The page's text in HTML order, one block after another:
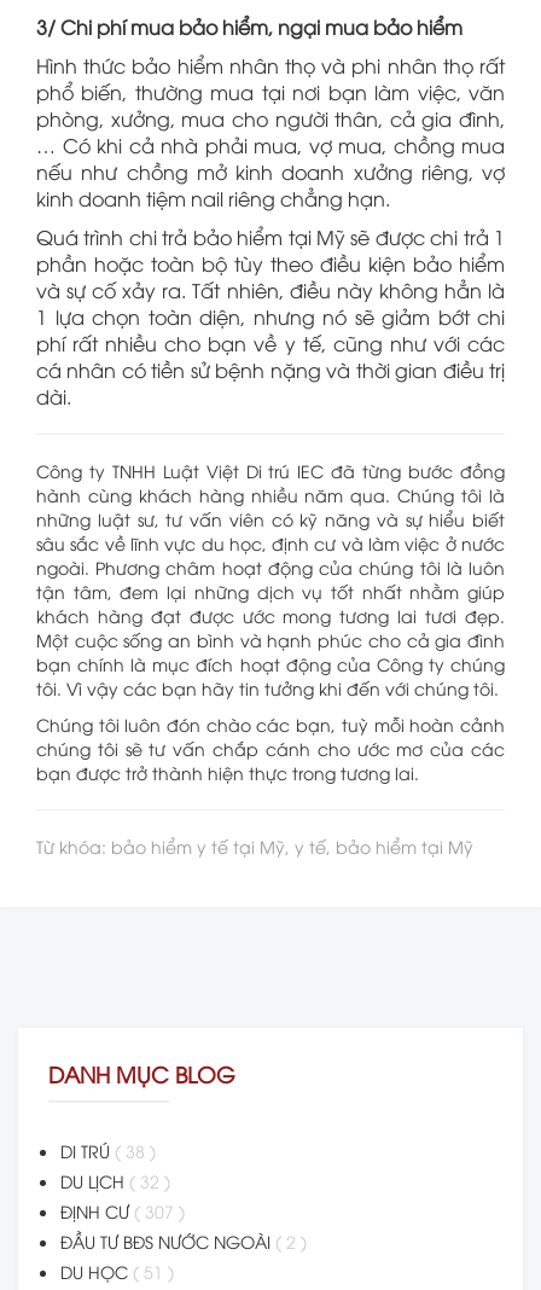
3/ Chi phí mua bảo hiểm, ngại mua bảo hiểm
Hình thức bảo hiểm nhân thọ và phi nhân thọ rất
phổ biến, thường mua tại nơi bạn làm việc, văn
phòng, xưởng, mua cho người thân, cả gia đình,
… Có khi cả nhà phải mua, vợ mua, chồng mua
nếu như chồng mở kinh doanh xưởng riêng, vợ
kinh doanh tiệm nail riêng chẳng hạn.
Quá trình chi trả bảo hiểm tại Mỹ sẽ được chi trả 1
phần hoặc toàn bộ tùy theo điều kiện bảo hiểm
và sự cố xảy ra. Tất nhiên, điều này không hẳn là
1 lựa chọn toàn diện, nhưng nó sẽ giảm bớt chi
phí rất nhiều cho bạn về y tế, cũng như với các
cá nhân có tiền sử bệnh nặng và thời gian điều trị
dài.
Công ty TNHH Luật Việt Di trú IEC đã từng bước đồng
hành cùng khách hàng nhiều năm qua. Chúng tôi là
những luật sư, tư vấn viên có kỹ năng và sự hiểu biết
sâu sắc về lĩnh vực du học, định cư và làm việc ở nước
ngoài. Phương châm hoạt động của chúng tôi là luôn
tận tâm, đem lại những dịch vụ tốt nhất nhằm giúp
khách hàng đạt được ước mong tương lai tươi đẹp.
Một cuộc sống an bình và hạnh phúc cho cả gia đình
bạn chính là mục đích hoạt động của Công ty chúng
tôi. Vì vậy các bạn hãy tin tưởng khi đến với chúng tôi.
Chúng tôi luôn đón chào các bạn, tuỳ mỗi hoàn cảnh
chúng tôi sẽ tư vấn chắp cánh cho ước mơ của các
bạn được trở thành hiện thực trong tương lai.
Từ khóa: bảo hiểm y tế tại Mỹ, y tế, bảo hiểm tại Mỹ
DANH MỤC BLOG
DI TRÚ ( 38 )
DU LỊCH ( 32 )
ĐỊNH CƯ ( 307 )
ĐẦU TƯ BĐS NƯỚC NGOÀI ( 2 )
DU HỌC ( 51 )